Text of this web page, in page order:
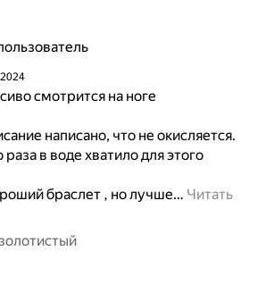
смотрится на ноге
написано, что не окисляется.
раза в воде хватило для этого
браслет , но лучше… Читать